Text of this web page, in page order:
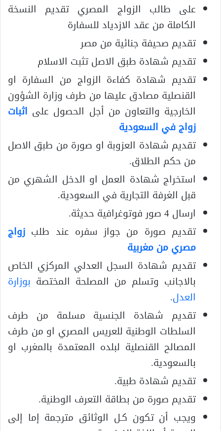
على طالب الزواج المصري تقديم النسخة
الكاملة من عقد الازدياد للسفارة
تقديم صحيفة جنائية من مصر
تقديم شهادة طبق الاصل تثبت الاسلام
تقديم شهادة كفاءة الزواج من السفارة او
القنصلية مصادق عليها من طرف وزارة الشؤون
الخارجية والتعاون من أجل الحصول على اثبات
زواج في السعودية
تقديم شهادة العزوبة او صورة من طبق الاصل
من حكم الطلاق.
استخراج شهادة العمل او الدخل الشهري من
قبل الغرفة التجارية في السعودية.
ارسال 4 صور فوتوغرافية حديثة.
تقديم صورة من جواز سفره عند طلب زواج
مصري من مغربية
تقديم شهادة السجل العدلي المركزي الخاص
بالاجانب وتسلم من المصلحة المختصة بوزارة
العدل.
تقديم شهادة الجنسية مسلمة من طرف
السلطات الوطنية للعريس المصري او من طرف
المصالح القنصلية لبلده المعتمدة بالمغرب او
بالسعودية.
تقديم شهادة طبية.
تقديم صورة من بطاقة التعرف الوطنية.
ويجب أن تكون كـل الوثائق مترجمة إما إلى